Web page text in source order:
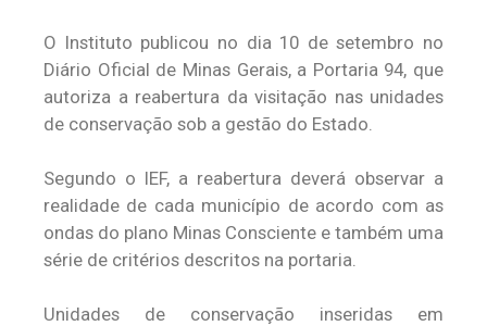
O Instituto publicou no dia 10 de setembro no
Diário Oficial de Minas Gerais, a Portaria 94, que
autoriza a reabertura da visitação nas unidades
de conservação sob a gestão do Estado.
Segundo o IEF, a reabertura deverá observar a
realidade de cada município de acordo com as
ondas do plano Minas Consciente e também uma
série de critérios descritos na portaria.
Unidades de conservação inseridas em